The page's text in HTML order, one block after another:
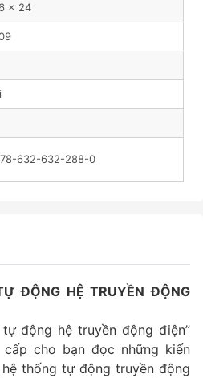
x 24
632-632-288-0
ĐỘNG HỆ TRUYỀN ĐỘNG
động hệ truyền động điện”
cho bạn đọc những kiến
thống tự động truyền động